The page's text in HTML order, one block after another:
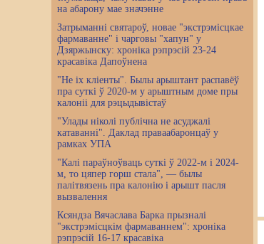
на абарону мае значэнне
Затрыманні святароў, новае "экстрэмісцкае
фармаванне" і чарговы "хапун" у
Дзяржынску: хроніка рэпрэсій 23-24
красавіка Дапоўнена
"Не іх кліенты". Былы арыштант распавёў
пра суткі ў 2020-м у арыштным доме пры
калоніі для рэцыдывістаў
"Улады ніколі публічна не асуджалі
катаванні". Даклад праваабаронцаў у
рамках УПА
"Калі параўноўваць суткі ў 2022-м і 2024-
м, то цяпер горш стала", — былы
палітвязень пра калонію і арышт пасля
вызвалення
Ксяндза Вячаслава Барка прызналі
"экстрэмісцкім фармаваннем": хроніка
рэпрэсій 16-17 красавіка